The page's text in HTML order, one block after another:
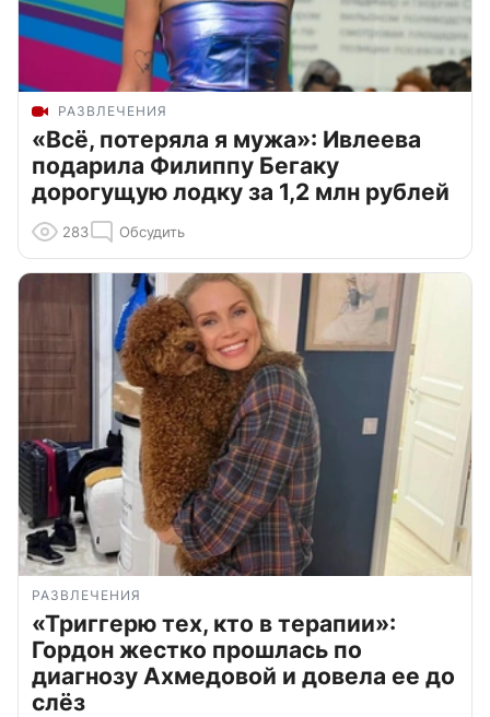
РАЗВЛЕЧЕНИЯ
«Всё, потеряла я мужа»: Ивлеева
подарила Филиппу Бегаку
дорогущую лодку за 1,2 млн рублей
283 Обсудить
РАЗВЛЕЧЕНИЯ
«Триггерю тех, кто в терапии»:
Гордон жестко прошлась по
диагнозу Ахмедовой и довела ее до
слёз